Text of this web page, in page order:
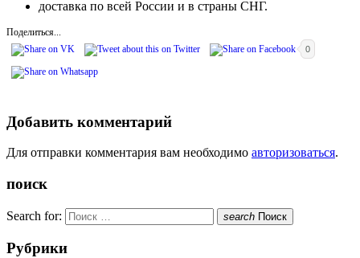
доставка по всей России и в страны СНГ.
Поделиться...
0
Добавить комментарий
Для отправки комментария вам необходимо авторизоваться.
поиск
Search for: search Поиск
Рубрики